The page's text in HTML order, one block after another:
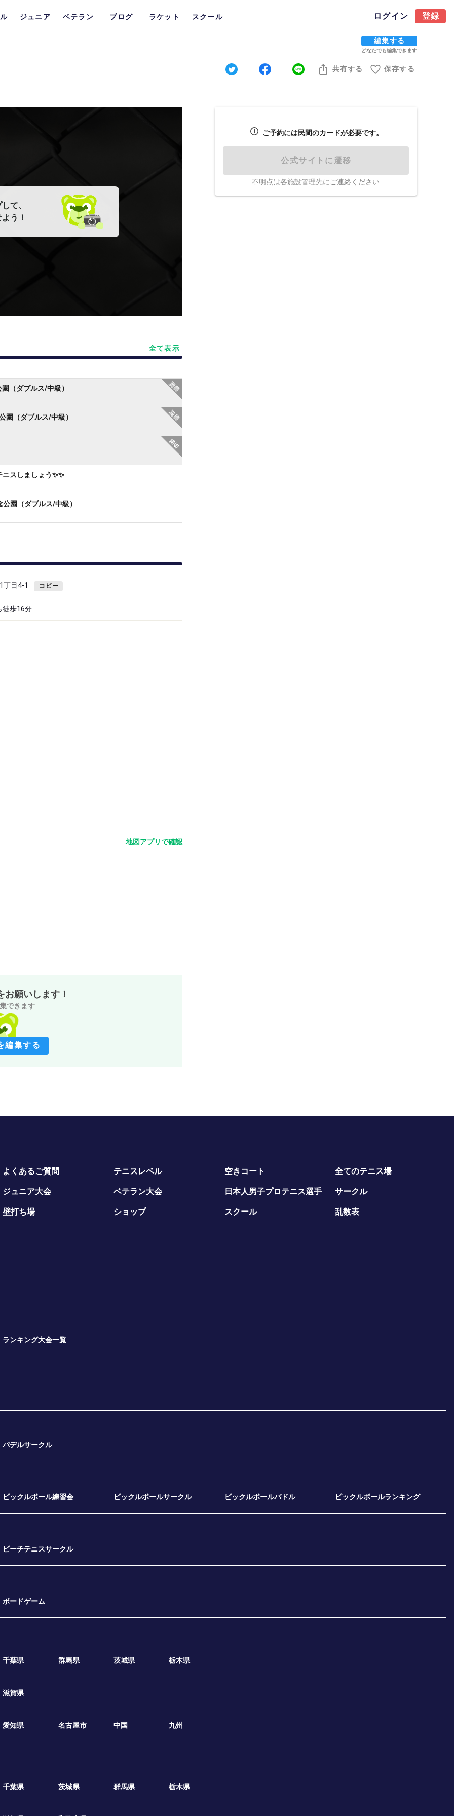
ジュニア ベテラン ブログ ラケット スクール ログイン 登録
編集する
どなたでも編集できます
共有する 保存する
て、
う！
全て表示
（ダブルス/中級）
（ダブルス/中級）
スしましょう✨✨
園（ダブルス/中級）
丁目4-1 コピー
徒歩16分
地図アプリで確認
お願いします！
できます
編集する
ご予約には民間のカードが必要です。
公式サイトに遷移
不明点は各施設管理先にご連絡ください
よくあるご質問 テニスレベル 空きコート 全てのテニス場
ジュニア大会 ベテラン大会 日本人男子プロテニス選手 サークル
壁打ち場 ショップ スクール 乱数表
ランキング大会一覧
パデルサークル
ピックルボール練習会 ピックルボールサークル ピックルボールパドル ピックルボールランキング
ビーチテニスサークル
ボードゲーム
千葉県 群馬県 茨城県 栃木県
滋賀県
愛知県 名古屋市 中国 九州
千葉県 茨城県 群馬県 栃木県